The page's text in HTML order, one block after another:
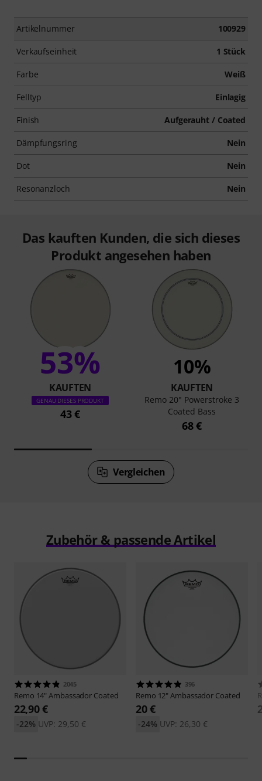
Artikelnummer 100929
Verkaufseinheit 1 Stück
Farbe Weiß
Felltyp Einlagig
Finish Aufgerauht / Coated
Dämpfungsring Nein
Dot Nein
Resonanzloch Nein
Das kauften Kunden, die sich dieses
Produkt angesehen haben
53%
KAUFTEN
GENAU DIESES PRODUKT
43 €
10%
KAUFTEN
Remo 20" Powerstroke 3
Coated Bass
68 €
Vergleichen
Zubehör & passende Artikel
2045
Remo 14" Ambassador Coated
22,90 €
UVP: 29,50 €
-22%
396
Remo 12" Ambassador Coated
20 €
UVP: 26,30 €
-24%